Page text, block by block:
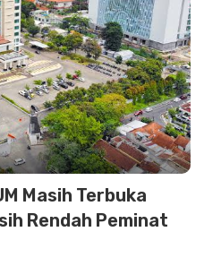
Masih Terbuka
Rendah Peminat